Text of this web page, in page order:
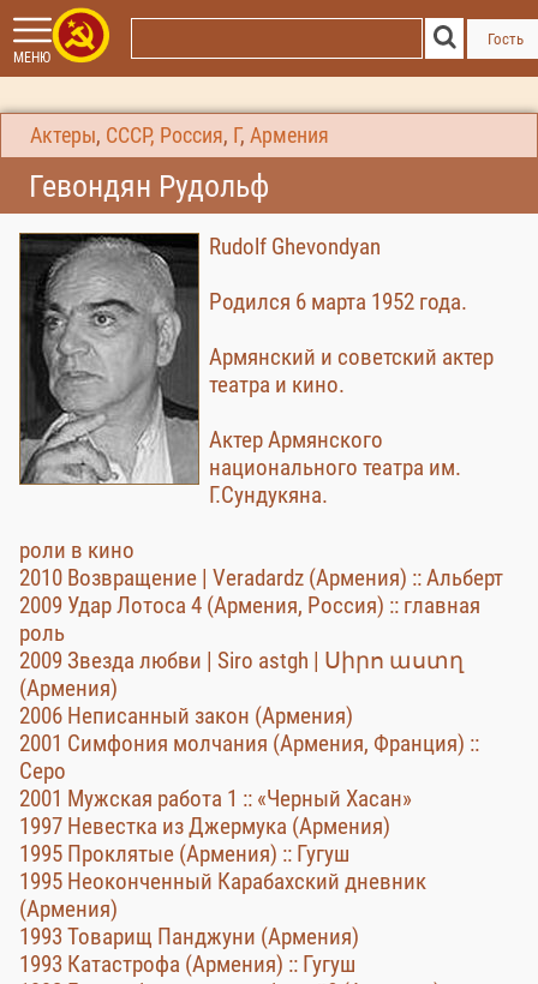
МЕНЮ
Гость
Актеры, СССР, Россия, Г, Армения
Гевондян Рудольф
Rudolf Ghevondyan
Родился 6 марта 1952 года.
Армянский и советский актер
театра и кино.
Актер Армянского
национального театра им.
Г.Сундукяна.
роли в кино
2010 Возвращение | Veradardz (Армения) :: Альберт
2009 Удар Лотоса 4 (Армения, Россия) :: главная
роль
2009 Звезда любви | Siro astgh | Սիրո աստղ
(Армения)
2006 Неписанный закон (Армения)
2001 Симфония молчания (Армения, Франция) ::
Серо
2001 Мужская работа 1 :: «Черный Хасан»
1997 Невестка из Джермука (Армения)
1995 Проклятые (Армения) :: Гугуш
1995 Неоконченный Карабахский дневник
(Армения)
1993 Товарищ Панджуни (Армения)
1993 Катастрофа (Армения) :: Гугуш